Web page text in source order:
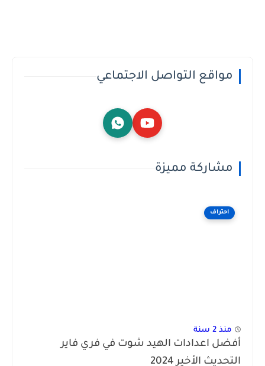
مواقع التواصل الاجتماعي
مشاركة مميزة
احتراف
منذ 2 سنة
أفضل اعدادات الهيد شوت في فري فاير
التحديث الأخير 2024